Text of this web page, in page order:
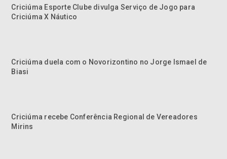
Criciúma Esporte Clube divulga Serviço de Jogo para
Criciúma X Náutico
Criciúma duela com o Novorizontino no Jorge Ismael de
Biasi
Criciúma recebe Conferência Regional de Vereadores
Mirins